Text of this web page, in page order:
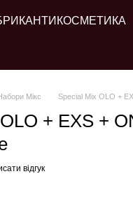
КОСМЕТИКА
Мікс Special Mix OLO +
+ EXS +
відгук